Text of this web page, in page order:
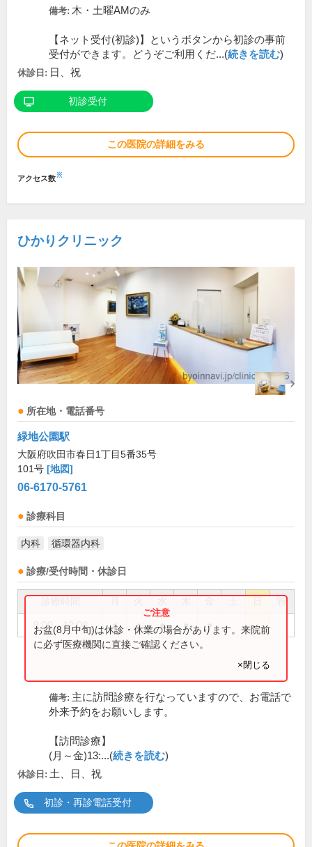
備考: 木・土曜AMのみ
【ネット受付(初診)】というボタンから初診の事前
受付ができます。どうぞご利用くだ...(続きを読む)
休診日: 日、祝
初診受付
この医院の詳細をみる
アクセス数※
ひかりクリニック
所在地・電話番号
緑地公園駅
大阪府吹田市春日1丁目5番35号
101号 [地図]
06-6170-5761
診療科目
内科 循環器内科
診療/受付時間・休診日
祝
9:00～12:00 ● ● ● ● ●
お盆(8月中旬)は休診・休業の場合があります。来院前
に必ず医療機関に直接ご確認ください。
×閉じる
備考: 主に訪問診療を行なっていますので、お電話で
外来予約をお願いします。
【訪問診療】
(月～金)13:...(続きを読む)
休診日: 土、日、祝
初診・再診電話受付